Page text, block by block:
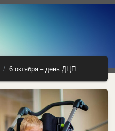
6 октября – день ДЦП